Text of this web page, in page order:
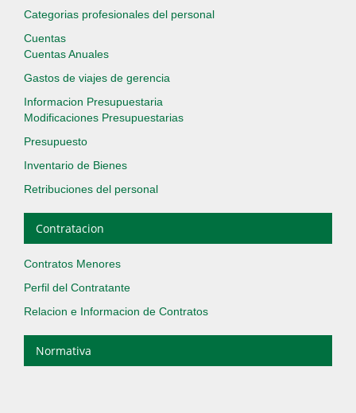
Categorias profesionales del personal
Cuentas
Cuentas Anuales
Gastos de viajes de gerencia
Informacion Presupuestaria
Modificaciones Presupuestarias
Presupuesto
Inventario de Bienes
Retribuciones del personal
Contratacion
Contratos Menores
Perfil del Contratante
Relacion e Informacion de Contratos
Normativa